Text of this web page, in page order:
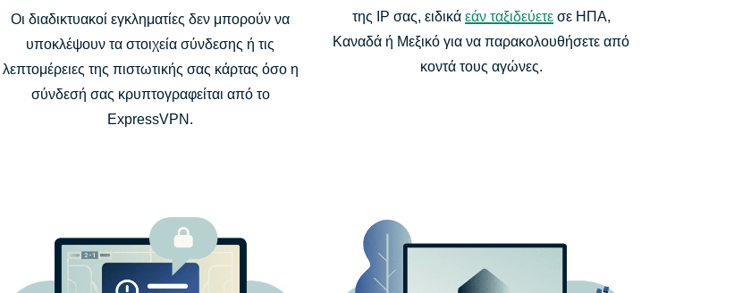
Οι διαδικτυακοί εγκληματίες δεν μπορούν να
υποκλέψουν τα στοιχεία σύνδεσης ή τις
λεπτομέρειες της πιστωτικής σας κάρτας όσο η
σύνδεσή σας κρυπτογραφείται από το
ExpressVPN.
της IP σας, ειδικά εάν ταξιδεύετεσε ΗΠΑ,
Καναδά ή Μεξικό για να παρακολουθήσετε από
κοντά τους αγώνες.